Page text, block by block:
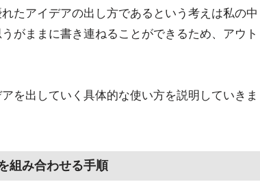
たアイデアの出し方であるという考えは私の中
がままに書き連ねることができるため、アウト
を出していく具体的な使い方を説明していきま
組み合わせる手順